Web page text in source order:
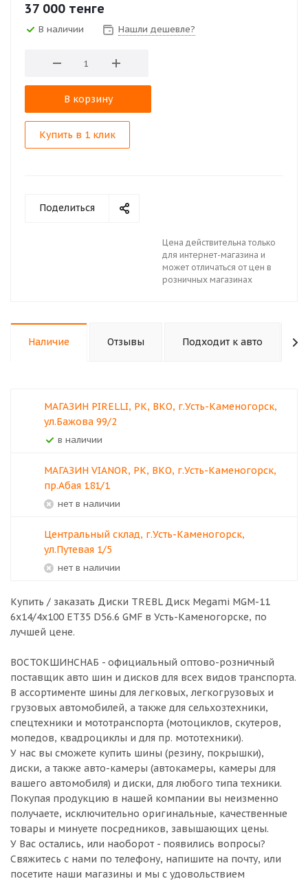
37 000 тенге
В наличии Нашли дешевле?
В корзину
Купить в 1 клик
Поделиться
Цена действительна только
для интернет-магазина и
может отличаться от цен в
розничных магазинах
Наличие Отзывы Подходит к авто
МАГАЗИН PIRELLI, РК, ВКО, г.Усть-Каменогорск,
ул.Бажова 99/2
В наличии
МАГАЗИН VIANOR, РК, ВКО, г.Усть-Каменогорск,
пр.Абая 181/1
Нет в наличии
Центральный склад, г.Усть-Каменогорск,
ул.Путевая 1/5
Нет в наличии
Купить / заказать Диски TREBL Диск Megami MGM-11
6x14/4x100 ET35 D56.6 GMF в Усть-Каменогорске, по
лучшей цене.
ВОСТОКШИНСНАБ - официальный оптово-розничный
поставщик авто шин и дисков для всех видов транспорта.
В ассортименте шины для легковых, легкогрузовых и
грузовых автомобилей, а также для сельхозтехники,
спецтехники и мототранспорта (мотоциклов, скутеров,
мопедов, квадроциклы и для пр. мототехники).
У нас вы сможете купить шины (резину, покрышки),
диски, а также авто-камеры (автокамеры, камеры для
вашего автомобиля) и диски, для любого типа техники.
Покупая продукцию в нашей компании вы неизменно
получаете, исключительно оригинальные, качественные
товары и минуете посредников, завышающих цены.
У Вас остались, или наоборот - появились вопросы?
Свяжитесь с нами по телефону, напишите на почту, или
посетите наши магазины и мы с удовольствием